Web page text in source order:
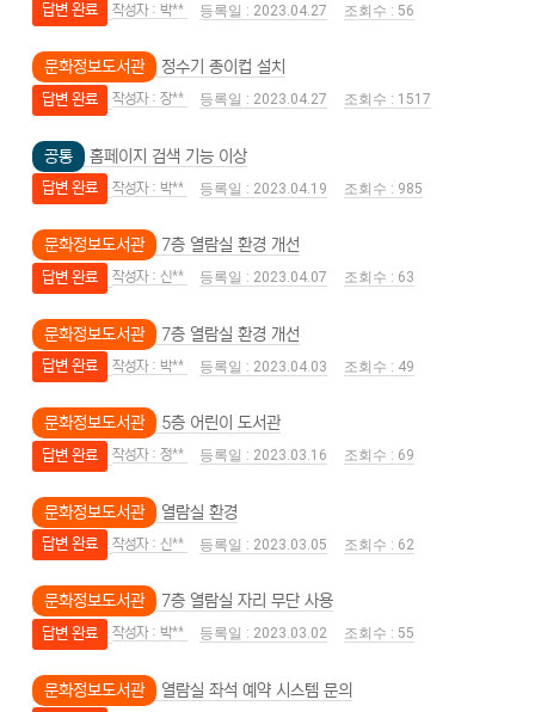
답변 완료 박** 2023.04.27 56
문화정보도서관 정수기 종이컵 설치
답변 완료 장** 2023.04.27 1517
공통 홈페이지 검색 기능 이상
답변 완료 박** 2023.04.19 985
문화정보도서관 7층 열람실 환경 개선
답변 완료 신** 2023.04.07 63
문화정보도서관 7층 열람실 환경 개선
답변 완료 박** 2023.04.03 49
문화정보도서관 5층 어린이 도서관
답변 완료 정** 2023.03.16 69
문화정보도서관 열람실 환경
답변 완료 신** 2023.03.05 62
문화정보도서관 7층 열람실 자리 무단 사용
답변 완료 박** 2023.03.02 55
문화정보도서관 열람실 좌석 예약 시스템 문의